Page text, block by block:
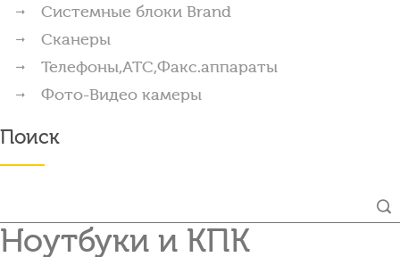
Системные блоки Brand
Сканеры
Телефоны,АТС,Факс.аппараты
Фото-Видео камеры
Поиск
Ноутбуки и КПК